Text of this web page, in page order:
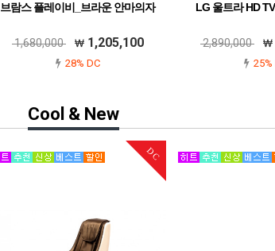
브람스 플레이비_브라운 안마의자
1,680,000 1,205,100
28% DC
LG 울트라 HD
2,890,000
25%
Cool & New
DC